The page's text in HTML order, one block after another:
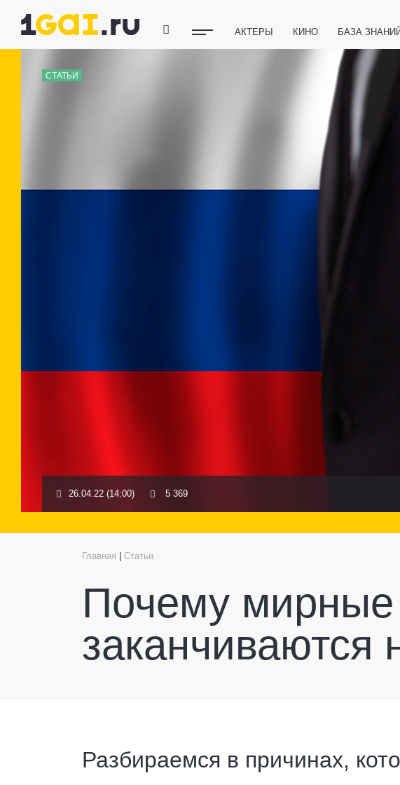
АКТЕРЫ КИНО БАЗА
ЖИВОТНЫЕ
ТЕХНОЛОГИИ
СТАТЬИ
26.04.22 (14:00) 5 369
Главная Статьи
Почему мирные
заканчиваются
Разбираемся в причинах,